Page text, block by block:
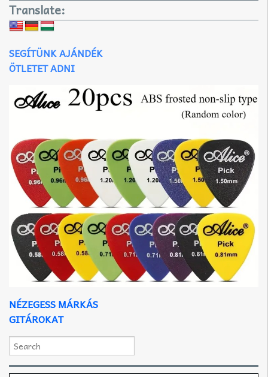
Translate:
SEGÍTÜNK AJÁNDÉK
ÖTLETET ADNI
NÉZEGESS MÁRKÁS
GITÁROKAT